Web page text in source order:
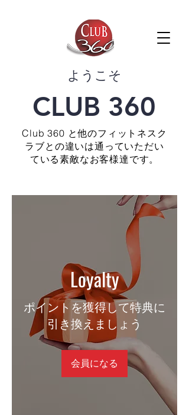
​ようこそ
CLUB 360
Club 360 と他のフィットネスク
ラブとの違いは通っていただい
ている素敵なお客様達です。
Loyalty
ポイントを獲得して特典に
引き換えましょう
会員になる